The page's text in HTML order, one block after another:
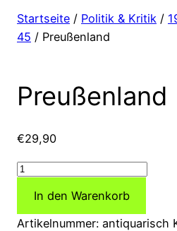
Startseite / Politik & Kritik /
45 / Preußenland
Preußenland
€29,90
Preußenland
In den Warenkorb
Artikelnummer: antiquarisch